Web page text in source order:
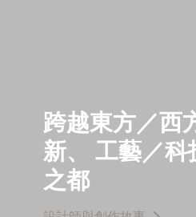
跨越東方／西
新、 工藝／
之都